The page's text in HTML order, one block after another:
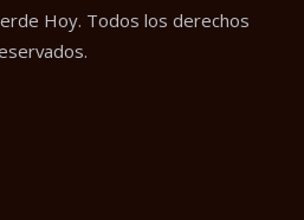
Hoy. Todos los derechos